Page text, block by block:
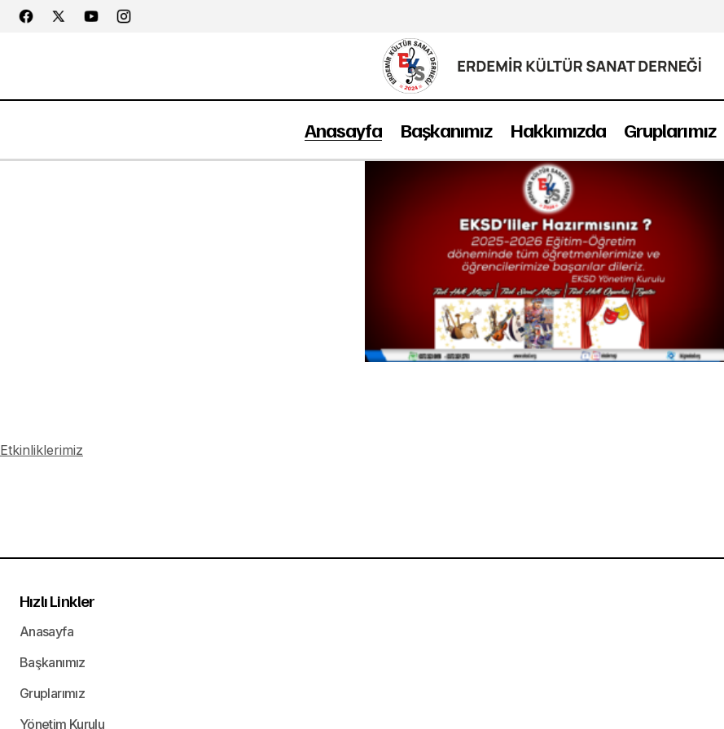
Anasayfa Başkanımız Hakkımızda Gruplarımız
Etkinliklerimiz
Hızlı Linkler
Anasayfa
Başkanımız
Gruplarımız
Yönetim Kurulu